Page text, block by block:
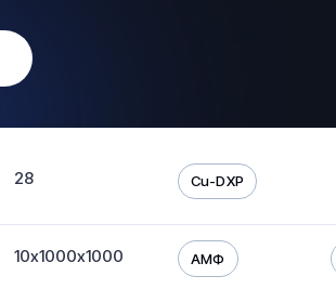
28 Cu-DXP
10х1000х1000 АМФ